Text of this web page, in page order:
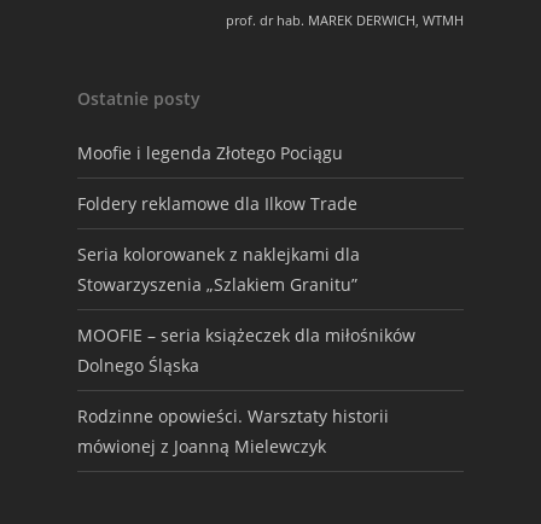
prof. dr hab. MAREK DERWICH, WTMH
Ostatnie posty
Moofie i legenda Złotego Pociągu
Foldery reklamowe dla Ilkow Trade
Seria kolorowanek z naklejkami dla
Stowarzyszenia „Szlakiem Granitu”
MOOFIE – seria książeczek dla miłośników
Dolnego Śląska
Rodzinne opowieści. Warsztaty historii
mówionej z Joanną Mielewczyk